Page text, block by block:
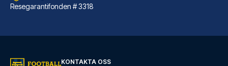
Resegarantifonden # 3318
KONTAKTA OSS